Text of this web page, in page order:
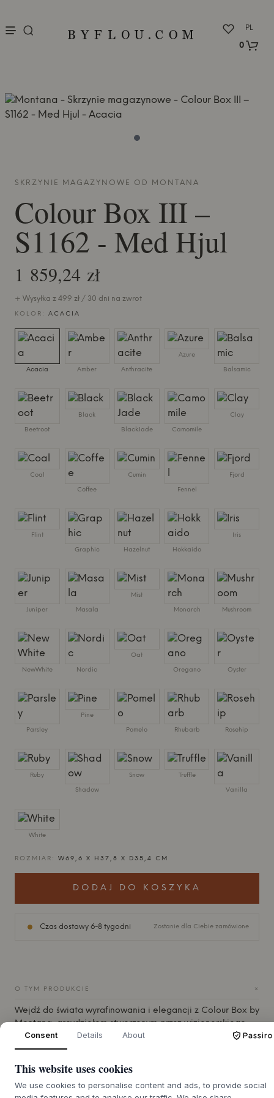
PL
0
SKRZYNIE MAGAZYNOWE OD MONTANA
Colour Box III –
S1162 - Med Hjul
1 859,24 zł
+ Wysyłka z 499 zł / 30 dni na zwrot
KOLOR: ACACIA
Acacia Amber Anthracite
Azure
Balsamic
Beetroot
Black
BlackJade Camomile
Clay
Coal
Coffee
Cumin
Fennel
Fjord
Flint
Graphic Hazelnut Hokkaido
Iris
Juniper Masala
Mist
Monarch Mushroom
NewWhite Nordic
Oat
Oregano Oyster
Parsley
Pine
Pomelo Rhubarb Rosehip
Ruby
Shadow
Snow Truffle
Vanilla
White
ROZMIAR: W69,6 X H37,8 X D35,4 CM
DODAJ DO KOSZYKA
Czas dostawy 6-8 tygodni Zostanie dla Ciebie zamówione
O TYM PRODUKCIE +
Wejdź do świata wyrafinowania i elegancji z Colour Box by
Montana, arcydziełem stworzonym przez wizjonerskiego
projektanta Petera J. Lassena. Ten niezwykły przedmiot
łączy w sobie ponadczasowy design z nienagannym
każdego wymagającego domu.
Wykonany z najwyższą precyzją, Colour Box III - S1162
Consent Details About
This website uses cookies
We use cookies to personalise content and ads, to provide social